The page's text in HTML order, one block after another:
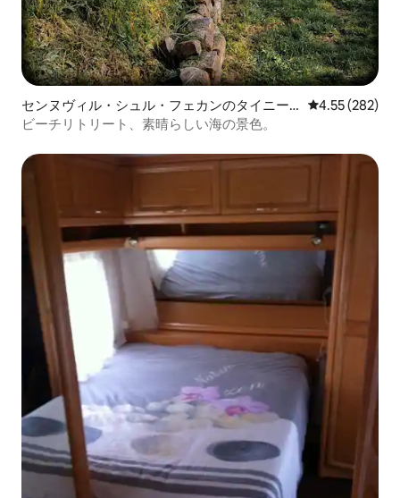
センヌヴィル・シュル・フェカンのタイニー
ハウス
レビュー282
4.55 (282)
ビーチリトリート、素晴らしい海の景色。